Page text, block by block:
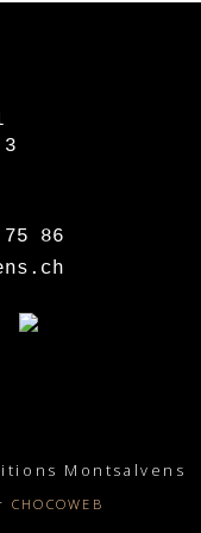
86
Montsalvens
CHOCOWEB